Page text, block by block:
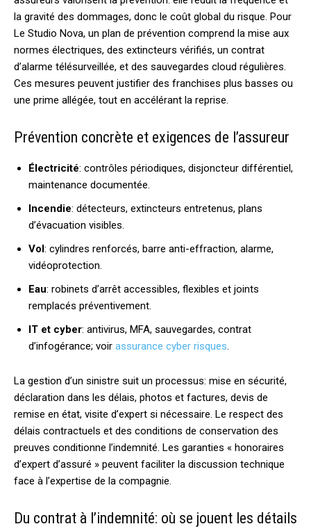
la gravité des dommages, donc le coût global du risque. Pour
Le Studio Nova, un plan de prévention comprend la mise aux
normes électriques, des extincteurs vérifiés, un contrat
d’alarme télésurveillée, et des sauvegardes cloud régulières.
Ces mesures peuvent justifier des franchises plus basses ou
une prime allégée, tout en accélérant la reprise.
Prévention concrète et exigences de l’assureur
Électricité: contrôles périodiques, disjoncteur différentiel,
maintenance documentée.
Incendie: détecteurs, extincteurs entretenus, plans
d’évacuation visibles.
Vol: cylindres renforcés, barre anti-effraction, alarme,
vidéoprotection.
Eau: robinets d’arrêt accessibles, flexibles et joints
remplacés préventivement.
IT et cyber: antivirus, MFA, sauvegardes, contrat
d’infogérance; voir assurance cyber risques.
La gestion d’un sinistre suit un processus: mise en sécurité,
déclaration dans les délais, photos et factures, devis de
remise en état, visite d’expert si nécessaire. Le respect des
délais contractuels et des conditions de conservation des
preuves conditionne l’indemnité. Les garanties « honoraires
d’expert d’assuré » peuvent faciliter la discussion technique
face à l’expertise de la compagnie.
Du contrat à l’indemnité: où se jouent les détails